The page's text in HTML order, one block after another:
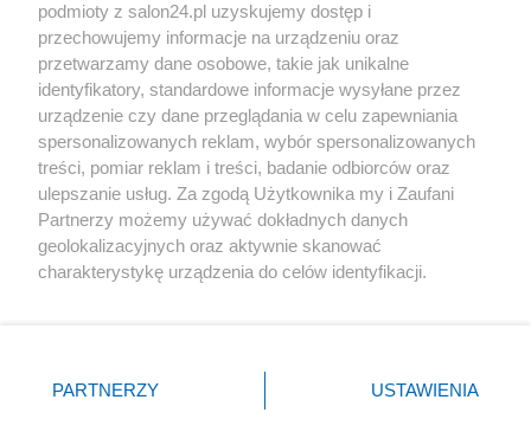
Społeczeństwo
Kultura
X Facebook Instagram Youtube
podmioty z salon24.pl uzyskujemy dostęp i
przechowujemy informacje na urządzeniu oraz
przetwarzamy dane osobowe, takie jak unikalne
identyfikatory, standardowe informacje wysyłane przez
urządzenie czy dane przeglądania w celu zapewniania
spersonalizowanych reklam, wybór spersonalizowanych
treści, pomiar reklam i treści, badanie odbiorców oraz
ulepszanie usług. Za zgodą Użytkownika my i Zaufani
Partnerzy możemy używać dokładnych danych
geolokalizacyjnych oraz aktywnie skanować
charakterystykę urządzenia do celów identyfikacji.
zmienić/wycofać klikając przycisk ustawień prywatności
znajdujący się w lewym dolnym rogu strony
PARTNERZY USTAWIENIA